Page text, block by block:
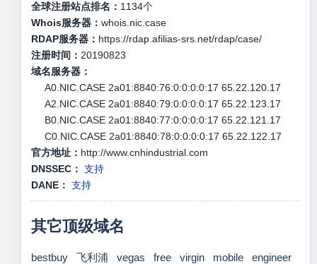
全球注册站点排名： 1134个
Whois服务器： whois.nic.case
RDAP服务器： https://rdap.afilias-srs.net/rdap/case/
注册时间： 20190823
域名服务器：
A0.NIC.CASE 2a01:8840:76:0:0:0:0:17 65.22.120.17
A2.NIC.CASE 2a01:8840:79:0:0:0:0:17 65.22.123.17
B0.NIC.CASE 2a01:8840:77:0:0:0:0:17 65.22.121.17
C0.NIC.CASE 2a01:8840:78:0:0:0:0:17 65.22.122.17
官方地址： http://www.cnhindustrial.com
DNSSEC： 支持
DANE： 支持
其它顶级域名
bestbuy 飞利浦 vegas free virgin mobile
engineer